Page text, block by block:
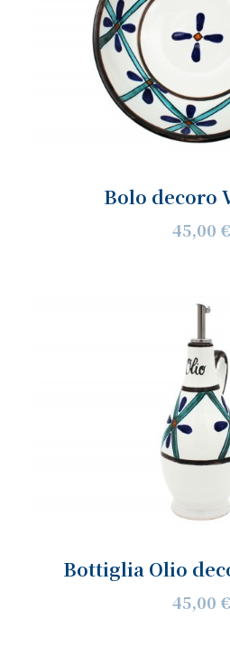
Bolo decoro
45,00 €
Bottiglia Olio
45,00 €